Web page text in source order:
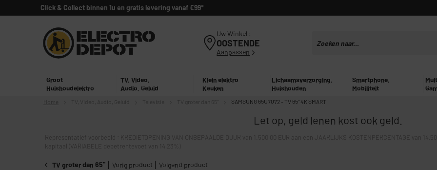
Click & Collect binnen 1u en gratis levering vanaf €99*
Uw Winkel :
OOSTENDE
Aanpassen
Groot
Huishoudelektro
TV, Video,
Audio, Geluid
Klein elektro
Keuken
Lichaamsverzorging,
Huishouden
Smartphone,
Mobiliteit
Audio, Geluid SAMSUNG 65U7072 - TV 65" 4K SMART
Let op, geld lenen kost ook geld.
Representatief voorbeeld : KREDIETOPENING VAN ONBEPAALDE DUUR van 1.500,00 EUR aan een JAARLIJKS KOSTENPERCENTAGE van
kapitaal (VARIABELE debetrentevoet van 14,23%)
TV groter dan 65" Vorig product Volgend product